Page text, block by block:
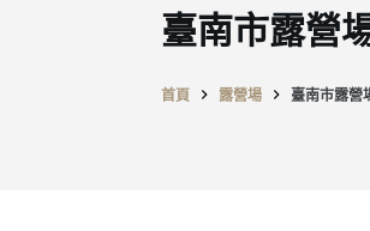
臺南市露營
首頁 露營場 臺南市露營